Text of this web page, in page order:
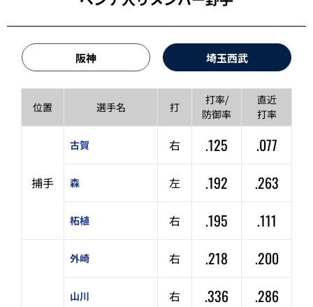
阪神 埼玉西武
位置 選手名 打
打率/
防御率
直近
打率
捕手
古賀 右 .125 .077
森 左 .192 .263
柘植 右 .195 .111
外崎 右 .218 .200
山川 右 .336 .286